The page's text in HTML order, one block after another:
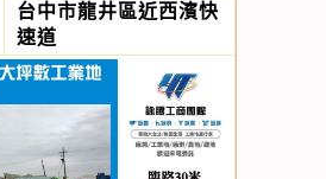
台中市龍井區近西濱快
速道